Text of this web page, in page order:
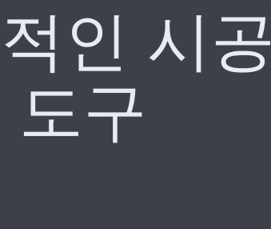
인 시공
도구